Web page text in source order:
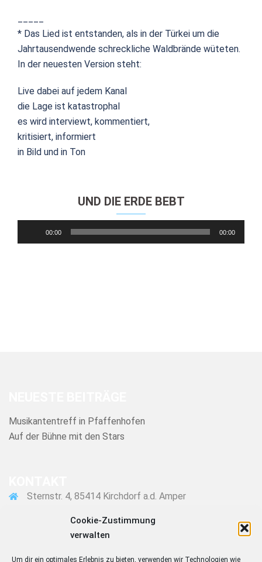
Cookie-Zustimmung
verwalten
Um dir ein optimales Erlebnis zu bieten, verwenden wir Technologien wie
* Das Lied ist entstanden, als in der Türkei um die
Jahrtausendwende schreckliche Waldbrände wüteten.
In der neuesten Version steht:
Live dabei auf jedem Kanal
die Lage ist katastrophal
es wird interviewt, kommentiert,
kritisiert, informiert
in Bild und in Ton
UND DIE ERDE BEBT
Player
00:00 00:00
Musikantentreff in Pfaffenhofen
Auf der Bühne mit den Stars
Sternstr. 4, 85414 Kirchdorf a.d. Amper
08166 1607
martin@wagner-gottwald.de